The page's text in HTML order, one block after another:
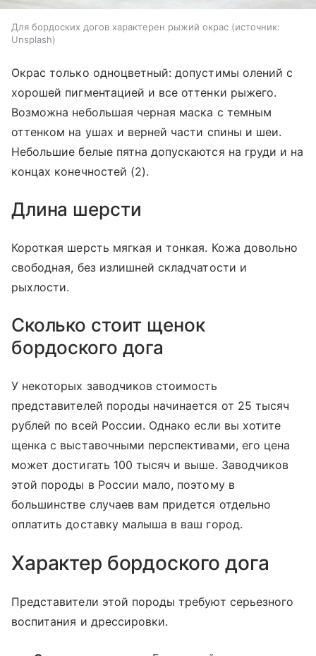
Для бордоских догов характерен рыжий окрас
источник:
Unsplash
Окрас только одноцветный: допустимы олений с
хорошей пигментацией и все оттенки рыжего.
Возможна небольшая черная маска с темным
оттенком на ушах и верней части спины и шеи.
Небольшие белые пятна допускаются на груди и на
концах конечностей (2).
Длина шерсти
Короткая шерсть мягкая и тонкая. Кожа довольно
свободная, без излишней складчатости и
рыхлости.
Сколько стоит щенок
бордоского дога
У некоторых заводчиков стоимость
представителей породы начинается от 25 тысяч
рублей по всей России. Однако если вы хотите
щенка с выставочными перспективами, его цена
может достигать 100 тысяч и выше. Заводчиков
этой породы в России мало, поэтому в
большинстве случаев вам придется отдельно
оплатить доставку малыша в ваш город.
Характер бордоского дога
Представители этой породы требуют серьезного
воспитания и дрессировки.